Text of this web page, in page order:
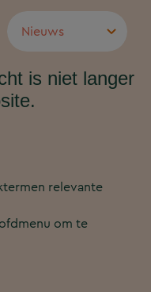
is niet langer
relevante
om te